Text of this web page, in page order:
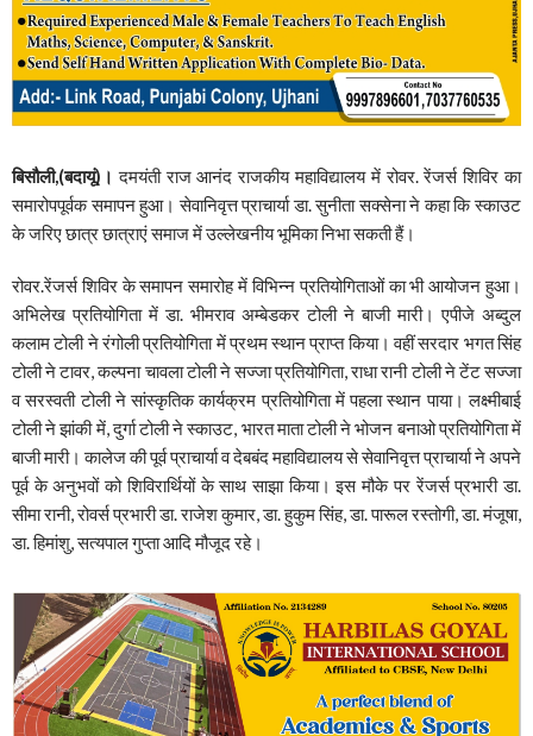
बिसौली,(बदायूं)। दमयंती राज आनंद राजकीय महाविद्यालय में रोवर. रेंजर्स शिविर का
समारोपपूर्वक समापन हुआ। सेवानिवृत्त प्राचार्या डा. सुनीता सक्सेना ने कहा कि स्काउट
के जरिए छात्र छात्राएं समाज में उल्लेखनीय भूमिका निभा सकती हैं।
रोवर.रेंजर्स शिविर के समापन समारोह में विभिन्न प्रतियोगिताओं का भी आयोजन हुआ।
अभिलेख प्रतियोगिता में डा. भीमराव अम्बेडकर टोली ने बाजी मारी। एपीजे अब्दुल
कलाम टोली ने रंगोली प्रतियोगिता में प्रथम स्थान प्राप्त किया। वहीं सरदार भगत सिंह
टोली ने टावर, कल्पना चावला टोली ने सज्जा प्रतियोगिता, राधा रानी टोली ने टेंट सज्जा
व सरस्वती टोली ने सांस्कृतिक कार्यक्रम प्रतियोगिता में पहला स्थान पाया। लक्ष्मीबाई
टोली ने झांकी में, दुर्गा टोली ने स्काउट, भारत माता टोली ने भोजन बनाओ प्रतियोगिता में
बाजी मारी। कालेज की पूर्व प्राचार्या व देबबंद महाविद्यालय से सेवानिवृत्त प्राचार्या ने अपने
पूर्व के अनुभवों को शिविरार्थियों के साथ साझा किया। इस मौके पर रेंजर्स प्रभारी डा.
सीमा रानी, रोवर्स प्रभारी डा. राजेश कुमार, डा. हुकुम सिंह, डा. पारूल रस्तोगी, डा. मंजूषा,
डा. हिमांशु, सत्यपाल गुप्ता आदि मौजूद रहे।